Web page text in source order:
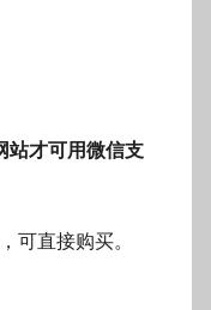
站才可用微信支
，可直接购买。